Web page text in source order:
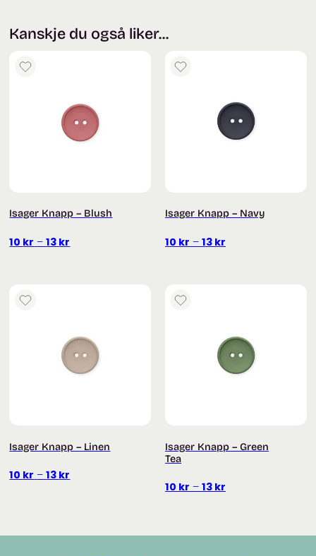
Kanskje du også liker...
Isager Knapp – Blush
10 kr – 13 kr
Isager Knapp – Navy
10 kr – 13 kr
Isager Knapp – Linen
10 kr – 13 kr
Isager Knapp – Green
Tea
10 kr – 13 kr